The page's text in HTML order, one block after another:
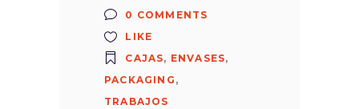
0 COMMENTS
LIKE
CAJAS, ENVASES,
PACKAGING ,
TRABAJOS